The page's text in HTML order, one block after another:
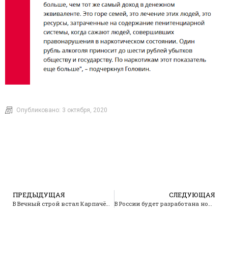
Опубликовано: 3 октября, 2020
ПРЕДЫДУЩАЯ СЛЕДУЮЩАЯ